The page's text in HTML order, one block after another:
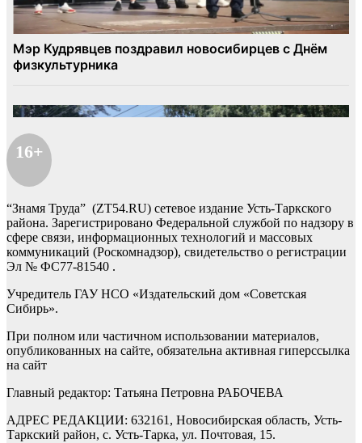
16+
“Знамя Труда” (ZT54.RU) сетевое издание Усть-Таркского
района. Зарегистрировано Федеральной службой по надзору в
сфере связи, информационных технологий и массовых
коммуникаций (Роскомнадзор), свидетельство о регистрации
Эл № ФС77-81540 .
Учредитель ГАУ НСО «Издательский дом «Советская
Сибирь».
При полном или частичном использовании материалов,
опубликованных на сайте, обязательна активная гиперссылка
на сайт
Главный редактор: Татьяна Петровна РАБОЧЕВА
АДРЕС РЕДАКЦИИ: 632161, Новосибирская область, Усть-
Таркский район, с. Усть-Тарка, ул. Почтовая, 15.